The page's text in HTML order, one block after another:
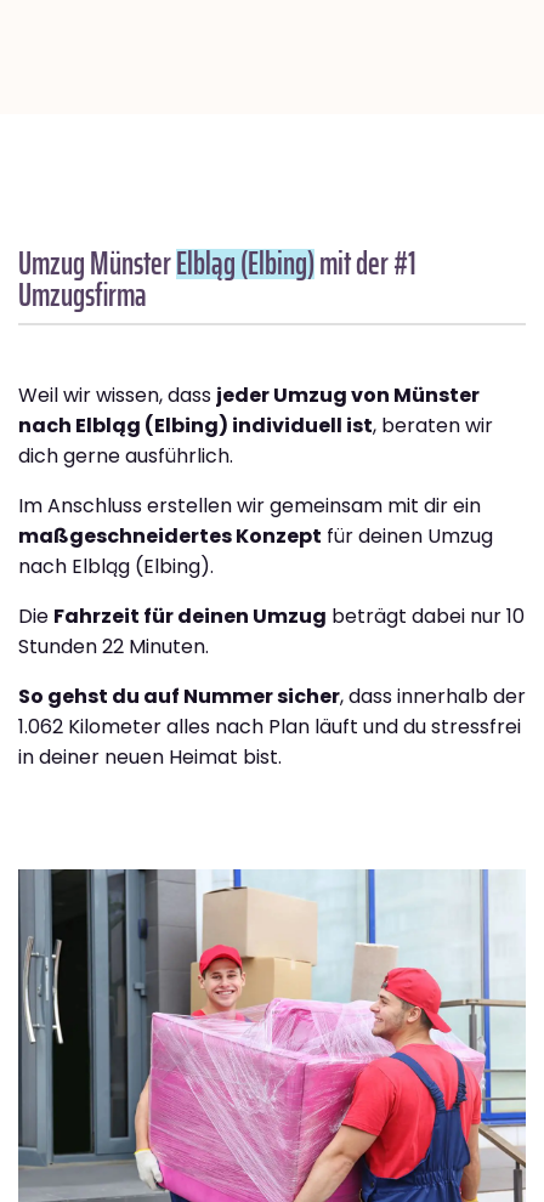
Umzug MünsterElbląg (Elbing)mit der #1
Umzugsfirma
Weil wir wissen, dass jeder Umzug von Münster
nach Elbląg (Elbing) individuell ist, beraten wir
dich gerne ausführlich.
Im Anschluss erstellen wir gemeinsam mit dir ein
maßgeschneidertes Konzept für deinen Umzug
nach Elbląg (Elbing).
Die Fahrzeit für deinen Umzug beträgt dabei nur 10
Stunden 22 Minuten.
So gehst du auf Nummer sicher, dass innerhalb der
1.062 Kilometer alles nach Plan läuft und du stressfrei
in deiner neuen Heimat bist.